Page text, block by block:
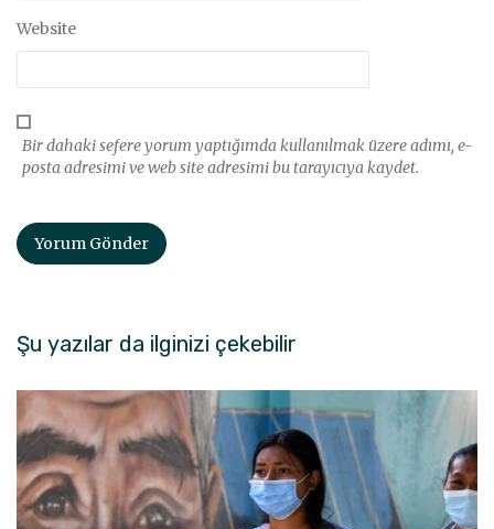
Website
Bir dahaki sefere yorum yaptığımda kullanılmak üzere adımı, e-
posta adresimi ve web site adresimi bu tarayıcıya kaydet.
Şu yazılar da ilginizi çekebilir